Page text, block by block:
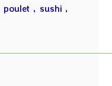
poulet , sushi ,